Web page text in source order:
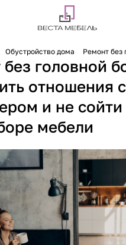
Обустройство дома Ремонт без
головной
отношения с
и не сойти
мебели